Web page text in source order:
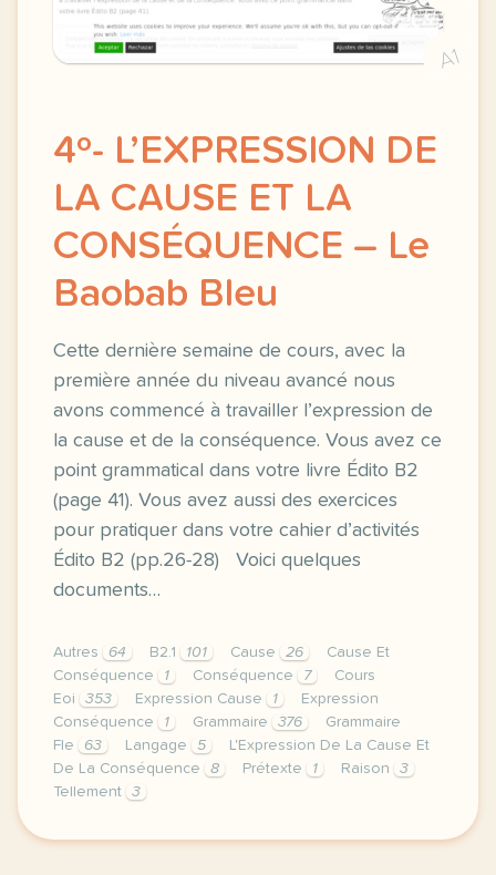
A1
4º- L’EXPRESSION DE
LA CAUSE ET LA
CONSÉQUENCE – Le
Baobab Bleu
Cette dernière semaine de cours, avec la
première année du niveau avancé nous
avons commencé à travailler l’expression de
la cause et de la conséquence. Vous avez ce
point grammatical dans votre livre Édito B2
(page 41). Vous avez aussi des exercices
pour pratiquer dans votre cahier d’activités
Édito B2 (pp.26-28) Voici quelques
documents…
Autres 64 B2.1 101 Cause 26
Cause Et
Conséquence
1 Conséquence 7
Cours
Eoi
353 Expression Cause 1
Expression
Conséquence
1 Grammaire 376
Grammaire
Fle
63 Langage 5
L'Expression De La Cause Et
De La Conséquence
8 Prétexte 1 Raison
3
Tellement
3
image roble pntic mec escette derniere semaine